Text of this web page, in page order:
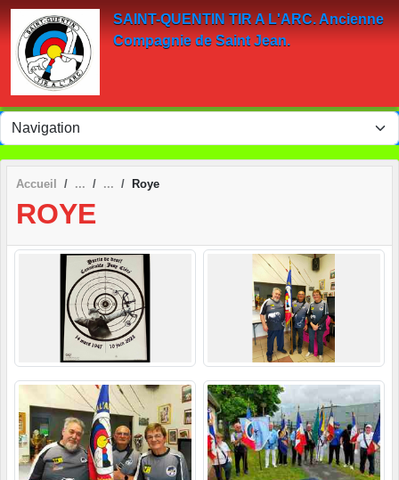
SAINT-QUENTIN TIR A L'ARC. Ancienne
Compagnie de Saint Jean.
Accueil Roye
ROYE
Panneau de gestion des cookies